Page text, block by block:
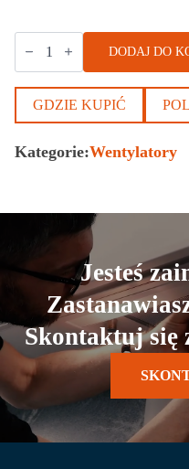
ilość
Wentylator
EC200
DODAJ DO
GDZIE KUPIĆ
Kategorie:Wentylatory
Jesteś
Skontaktuj się